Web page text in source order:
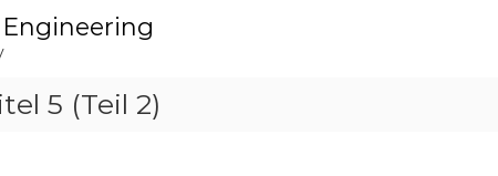
5 (Teil 2)